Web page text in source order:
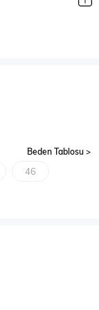
Beden Tablosu
46